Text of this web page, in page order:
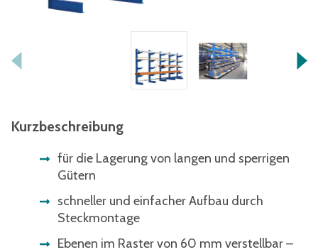
Kurzbeschreibung
für die Lagerung von langen und sperrigen
Gütern
schneller und einfacher Aufbau durch
Steckmontage
Ebenen im Raster von 60 mm verstellbar –